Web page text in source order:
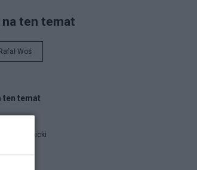
na ten temat
Rafał Woś
ten temat
Jan Filip Libicki